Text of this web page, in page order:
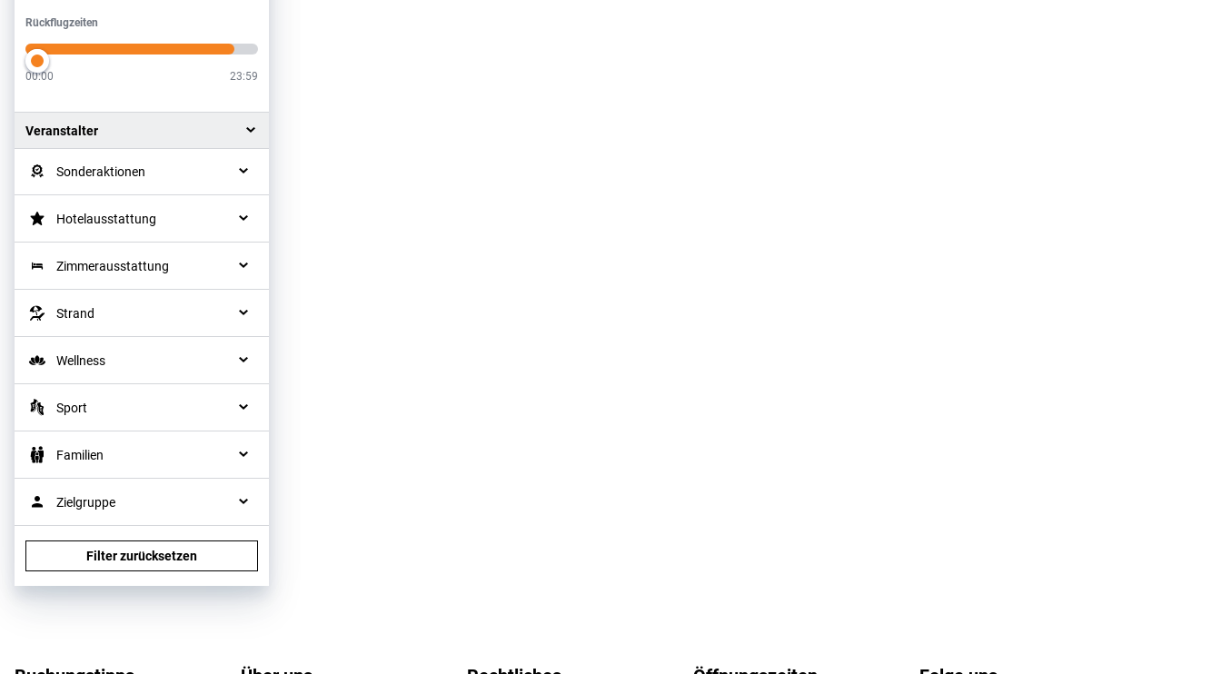
Rückflugzeiten
Rückflugzeiten
00:00 23:59
Veranstalter
Sonderaktionen
Hotelausstattung
Zimmerausstattung
Strand
Wellness
Sport
Familien
Zielgruppe
Filter zurücksetzen